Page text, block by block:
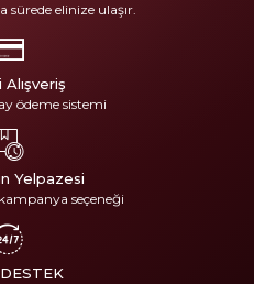
sürede elinize ulaşır.
Alışveriş
ödeme sistemi
Yelpazesi
seçeneği